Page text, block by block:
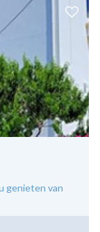
genieten van